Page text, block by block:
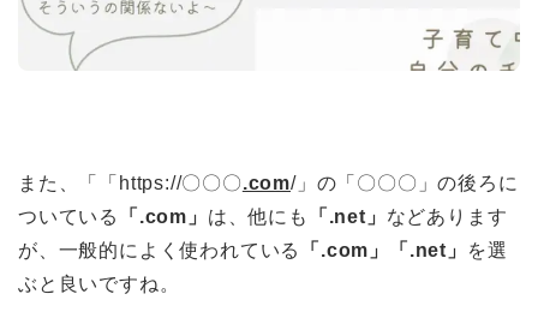
また、「「https://〇〇〇.com/」の「〇〇〇」の後ろに
ついている
「.com」 は、他にも 「.net」 などあります
が、一般的によく使われている
「.com」「.net」
を選
ぶと良いですね。